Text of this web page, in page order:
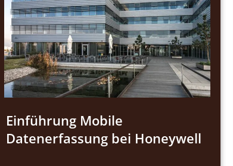
Einführung Mobile
Datenerfassung bei Honeywell